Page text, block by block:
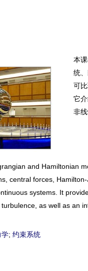
本
统
可
它
非
and Hamiltonian
central forces,
systems. It
as well as an
学; 约束系统